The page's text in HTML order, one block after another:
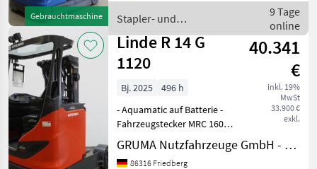
Gebrauchtmaschine
Fahrzeug:
Einfachzusatzhydra
Stapler- und
Lagertechnik / Linde
9 Tage
online
Linde R 14 G
1120
40.341
€
inkl. 19%
MwSt
33.900 €
exkl.
Bj. 2025
496 h
- Aquamatic auf Batterie -
Fahrzeugstecker MRC 160A -
seitlicher Batteriewechsel
mit Rollen -
Spannungswandler -
GRUMA Nutzfahrzeuge GmbH - Staplertechnik
86316 Friedberg